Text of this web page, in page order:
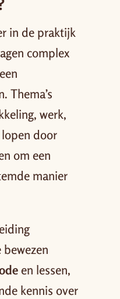
in de praktijk
complex
Thema’s
werk,
door
om een
manier
bewezen
en lessen,
kennis over